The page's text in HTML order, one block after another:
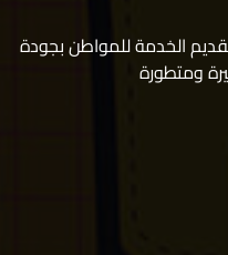
الخدمة للمواطن بجودة
ومتطورة